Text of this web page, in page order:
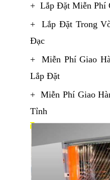
+ Lắp Đặt Miễn Phí
+ Lắp Đặt Trong
Đạc
+ Miễn Phí Giao
Lắp Đặt
+ Miễn Phí Giao
Tỉnh